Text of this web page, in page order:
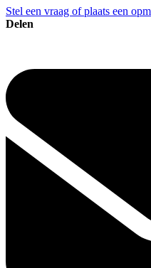
Stel een vraag of plaats een
Delen